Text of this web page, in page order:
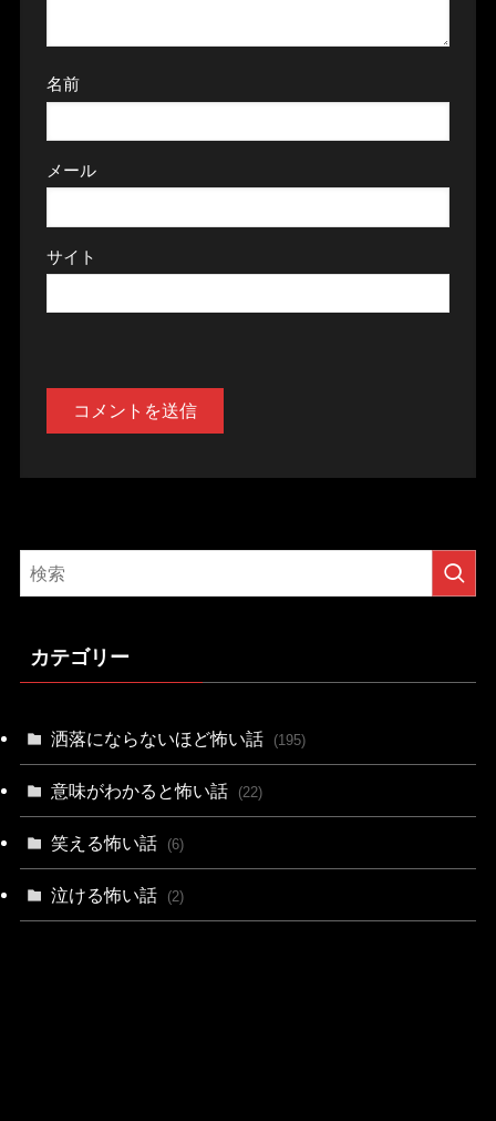
名前
メール
サイト
カテゴリー
洒落にならないほど怖い話 (195)
意味がわかると怖い話 (22)
笑える怖い話 (6)
泣ける怖い話 (2)